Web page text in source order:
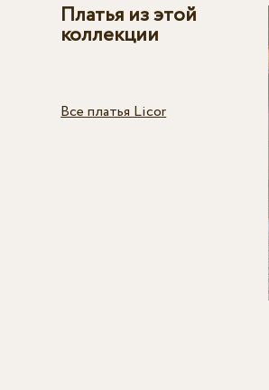
Платья из этой
коллекции
Все платья Licor